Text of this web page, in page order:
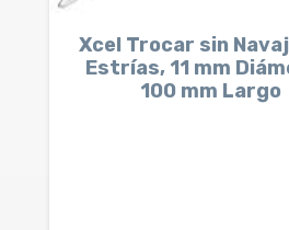
Xcel Trocar sin
Estrías, 11 mm
100 mm Largo